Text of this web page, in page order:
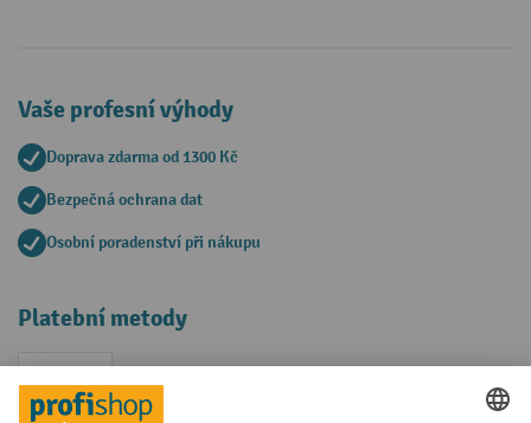
Vaše profesní výhody
Doprava zdarma od 1300 Kč
Bezpečná ochrana dat
Osobní poradenství při nákupu
Platební metody
Faktura